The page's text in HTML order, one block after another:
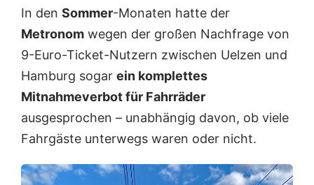
In den Sommer-Monaten hatte der
Metronom wegen der großen Nachfrage von
9-Euro-Ticket-Nutzern zwischen Uelzen und
Hamburg sogar ein komplettes
Mitnahmeverbot für Fahrräder
ausgesprochen – unabhängig davon, ob viele
Fahrgäste unterwegs waren oder nicht.